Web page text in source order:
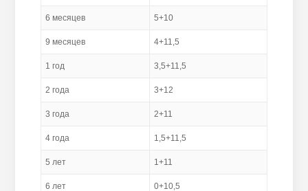
6 месяцев 5+10
9 месяцев 4+11,5
1 год 3,5+11,5
2 года 3+12
3 года 2+11
4 года 1,5+11,5
5 лет 1+11
6 лет 0+10,5